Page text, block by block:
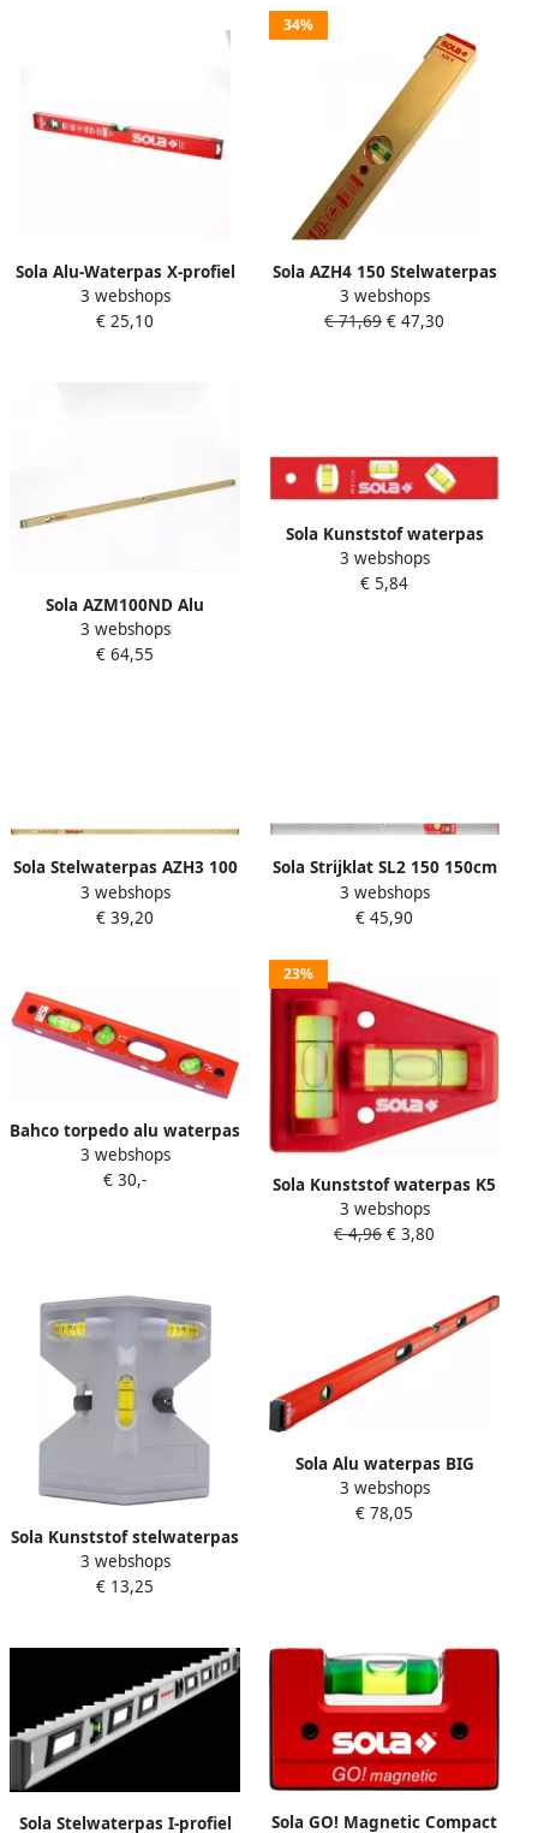
Sola Alu-Waterpas X-profiel
BIGX80 80cm 2 libellen 0
50mm m rood 01371101
3 webshops
€ 25,10
34%
Sola AZH4 150 Stelwaterpas
met voetjes 150 cm (4
libellen) | Mtools
3 webshops
€ 71,69 € 47,30
Sola AZM100ND Alu
Blokwaterpas | 100 cm | 2
libellen | 0 5mm m |
3 webshops
€ 64,55
Sola Kunststof waterpas
PTM5 20 blister 20cm 3
libellen hobby rood magn.
3 webshops
€ 5,84
Sola Stelwaterpas AZH3 100
100cm 3 libellen 0 50mm m
stelvoetjes 01051301
3 webshops
€ 39,20
Sola Strijklat SL2 150 150cm
2 libellen 100x18mm zilver
02010401
3 webshops
€ 45,90
Bahco torpedo alu waterpas
9inch | 426TOR9
3 webshops
€ 30,-
23%
Sola Kunststof waterpas K5
blister 5cm 2 libellen
caravan rood SB 01430920
3 webshops
€ 4,96 € 3,80
Sola Kunststof stelwaterpas
JP14 14cm 3 libellen 1 00mm
m kunststof 69051501
3 webshops
€ 13,25
Sola Alu waterpas BIG
REDH3 200 m stelvoetjes
200cm 3 libellen 0 50mm m
3 webshops
€ 78,05
Sola Stelwaterpas I-profiel Sola GO! Magnetic Compact